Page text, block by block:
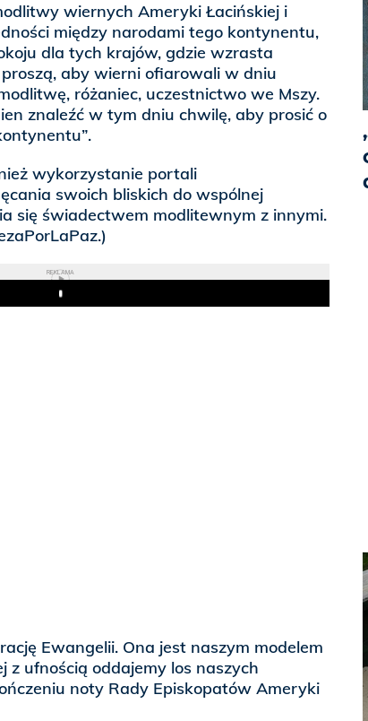
wiernych Ameryki Łacińskiej i
między narodami tego kontynentu,
dla tych krajów, gdzie wzrasta
proszą, aby wierni ofiarowali w dniu
różaniec, uczestnictwo we Mszy.
znaleźć w tym dniu chwilę, aby prosić o
wykorzystanie portali
swoich bliskich do wspólnej
się świadectwem modlitewnym z innymi.
REKLAMA
Play
Ewangelii. Ona jest naszym modelem
z ufnością oddajemy los naszych
noty Rady Episkopatów Ameryki